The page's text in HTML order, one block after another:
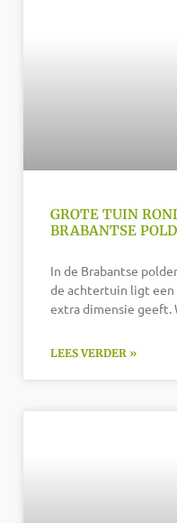
GROTE TUIN
BRABANTSE
In de Brabantse
de achtertuin ligt
extra dimensie geeft.
LEES VERDER »